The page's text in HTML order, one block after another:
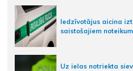
Iedzīvotājus aicina
saistošajiem
Uz ielas notriekta